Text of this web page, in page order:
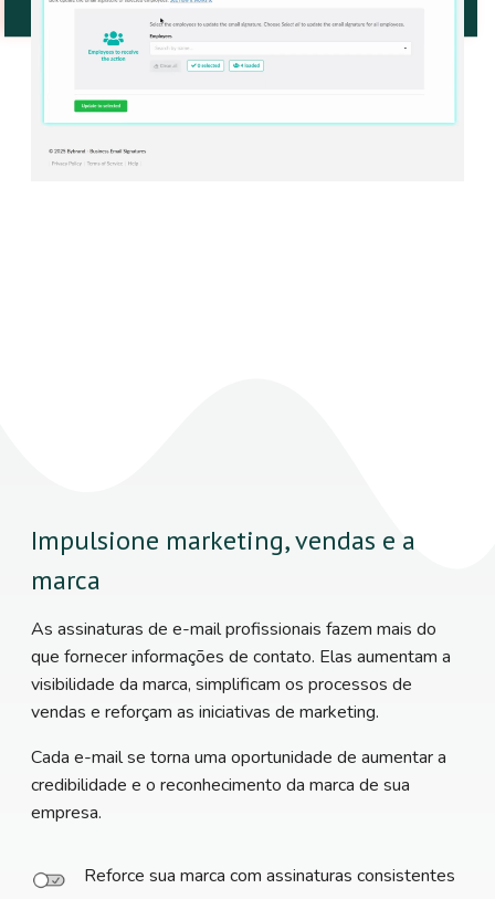
Impulsione marketing, vendas e a
marca
As assinaturas de e-mail profissionais fazem mais do
que fornecer informações de contato. Elas aumentam a
visibilidade da marca, simplificam os processos de
vendas e reforçam as iniciativas de marketing.
Cada e-mail se torna uma oportunidade de aumentar a
credibilidade e o reconhecimento da marca de sua
empresa.
Reforce sua marca com assinaturas consistentes